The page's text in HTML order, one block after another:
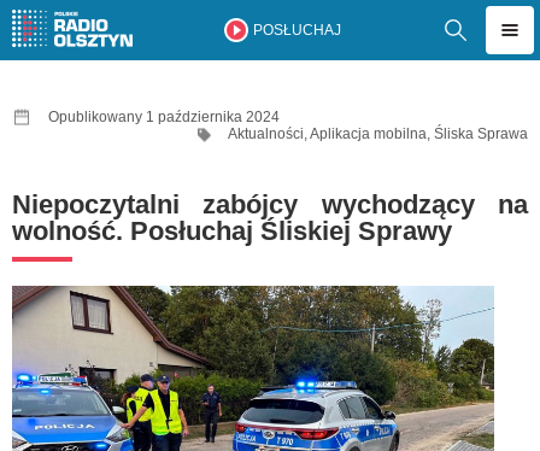
POSŁUCHAJ
Opublikowany 1 października 2024
Aktualności,Aplikacja mobilna, Śliska Sprawa
Niepoczytalni zabójcy wychodzący na
wolność. Posłuchaj Śliskiej Sprawy